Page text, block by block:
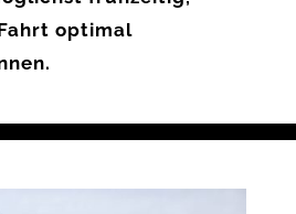
optimal